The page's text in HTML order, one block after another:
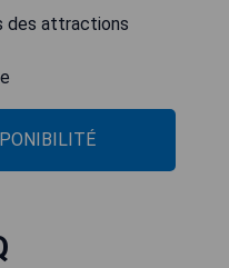
des attractions